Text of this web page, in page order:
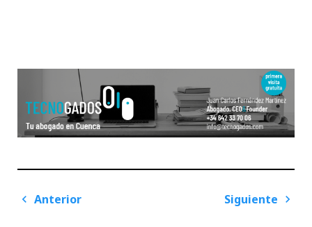
Navegación
Anterior
Siguiente